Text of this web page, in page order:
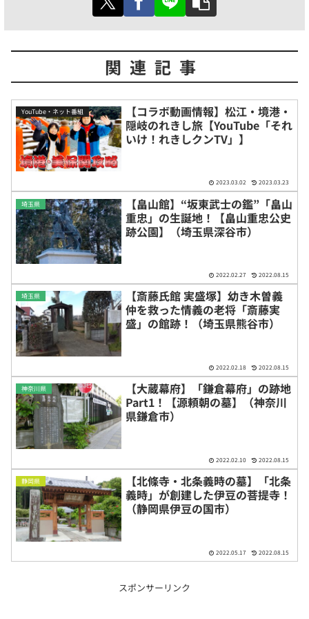
関連記事
YouTube・ネット番組
【コラボ動画情報】松江・境港・
隠岐のれきし旅【YouTube「それ
いけ！れきしクンTV」】
2023.03.02 2023.03.23
埼玉県
【畠山館】“坂東武士の鑑”「畠山
重忠」の生誕地！【畠山重忠公史
跡公園】（埼玉県深谷市）
2022.02.27 2022.08.15
埼玉県
【斎藤氏館 実盛塚】幼き木曽義
仲を救った情義の老将「斎藤実
盛」の館跡！（埼玉県熊谷市）
2022.02.18 2022.08.15
神奈川県
【大蔵幕府】「鎌倉幕府」の跡地
Part1！【源頼朝の墓】（神奈川
県鎌倉市）
2022.02.10 2022.08.15
静岡県
【北條寺・北条義時の墓】「北条
義時」が創建した伊豆の菩提寺！
（静岡県伊豆の国市）
2022.05.17 2022.08.15
スポンサーリンク